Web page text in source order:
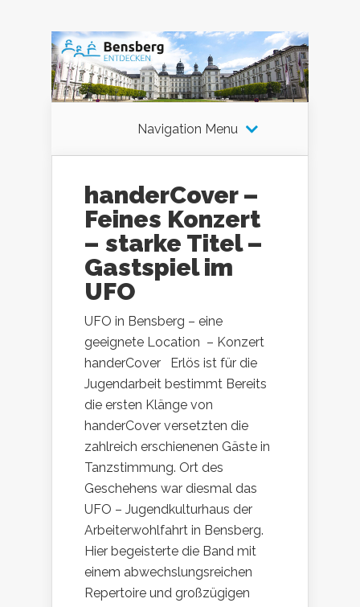
Navigation Menu
handerCover –
Feines Konzert
– starke Titel –
Gastspiel im
UFO
UFO in Bensberg – eine
geeignete Location – Konzert
handerCover Erlös ist für die
Jugendarbeit bestimmt Bereits
die ersten Klänge von
handerCover versetzten die
zahlreich erschienenen Gäste in
Tanzstimmung. Ort des
Geschehens war diesmal das
UFO – Jugendkulturhaus der
Arbeiterwohlfahrt in Bensberg.
Hier begeisterte die Band mit
einem abwechslungsreichen
Repertoire und großzügigen